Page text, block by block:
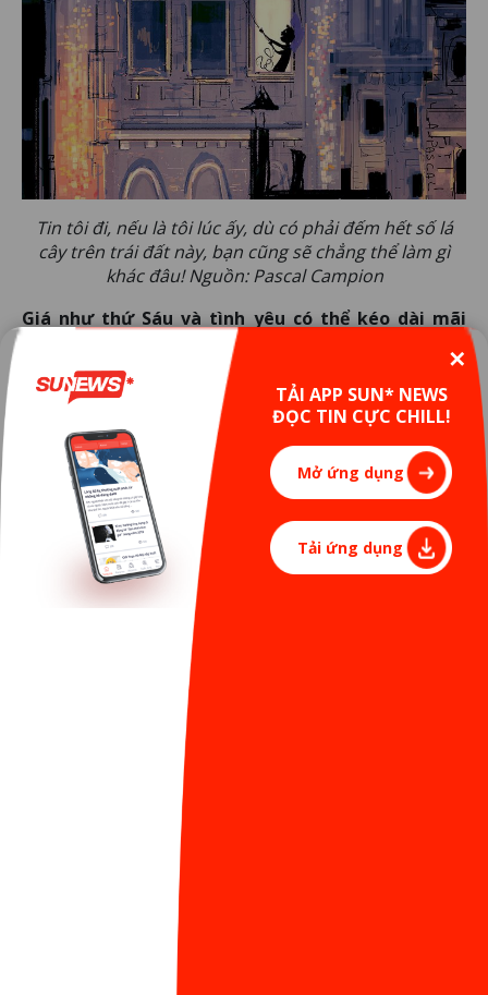
Tin tôi đi, nếu là tôi lúc ấy, dù có phải đếm hết số lá
cây trên trái đất này, bạn cũng sẽ chẳng thể làm gì
khác đâu! Nguồn: Pascal Campion
Giá như thứ Sáu và tình yêu có thể kéo dài mãi
Hẳn ai cũng đã từng một lần ước thời gian quay
ngược trở lại tối thứ Sáu và dừng luôn tại đó. Giá như
tối thứ Sáu thảnh thơi có thể kéo dài mãi để bạn có
thể ăn cơm với ba mẹ, đi chơi với người yêu, đánh vài
ván Dota với anh em bạn bè,... mà chẳng lo phải ngủ
sớm để mai dậy đúng giờ đi làm. Giá như thứ Sáu có
thể ngừng trôi để ta có thêm nhiều thời gian hưởng
Tình yêu cũng thế, nếu như nó chân thật như ngày
thứ Sáu, thì chẳng ai muốn có ngày biệt ly. Ai yêu mà
chẳng mong đợi hai chữ "mãi mãi". Khi một người nói
sẽ cả đời yêu bạn, tôi đồ rằng, ngay thời điểm đoạn
hội thoại ấy xảy ra, bạn sẽ mong thời gian ngừng trôi
ngay khoảnh khắc ấy.
Thank God it's Friday = Thank God it's love
✕
TẢI APP SUN* NEWS
ĐỌC TIN CỰC CHILL!
Mở ứng dụng
Tải ứng dụng